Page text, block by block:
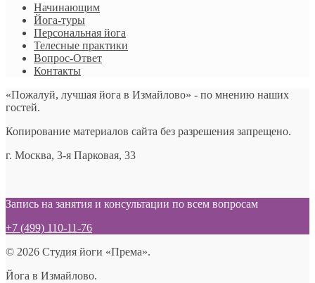
Начинающим
Йога-туры
Персональная йога
Телесные практики
Вопрос-Ответ
Контакты
«Пожалуй, лучшая йога в Измайлово» - по мнению наших
гостей.
Копирование материалов сайта без разрешения запрещено.
г. Москва, 3-я Парковая, 33
Запись на занятия и консультации по всем вопросам
+7 (499) 110-11-76
© 2026 Студия йоги «Према».
Йога в Измайлово.